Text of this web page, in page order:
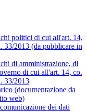
politici di cui all'art. 14,
33/2013 (da pubblicare in
di amministrazione, di
di cui all'art. 14, co.
33/2013
(documentazione da
web)
dei dati